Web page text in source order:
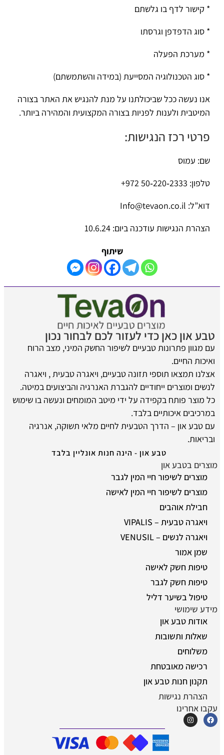
* קישור לדף בו גלשתם
* סוג הדפדפן וגרסתו
* מערכת הפעלה
* סוג הטכנולוגיה המסייעת (במידה והשתמשתם)
אנו נעשה ככל שביכולתנו על מנת להנגיש את האתר בצורה
המיטבית ולענות לפניות בצורה המקצועית והמהירה ביותר.
פרטי רכז הנגישות:
שם: עמוס
טלפון: ‪+972 50‑220‑2333‬
דוא”ל: Info@tevaon.co.il
הצהרת הנגישות עודכנה ביום: 10.6.24
שיתוף
טבע און כאן כדי לעזור לכם לבחור נכון
עם מגוון פתרונות טבעיים לשיפור החשק המיני, מצב הרוח
ואיכות החיים.
אצלנו תמצאו תוספי תזונה טבעיים, ויאגרה טבעית , ויאגרה
לנשים ומוצרים ייחודיים להגברת האנרגיה והביצועים במיטה.
כל מוצר פותח בקפידה על ידי מיטב המומחים ונעשה בו שימוש
במרכיבים איכותיים בלבד.
עם טבע און – הדרך הטבעית לחיים מלאי תשוקה, אנרגיה
ובריאות.
טבע און - הינה חנות אונליין בלבד
מוצרים בטבע און
מוצרים לשיפור חיי המין לגבר
מוצרים לשיפור חיי המין לאישה
חבילת אוהבים
ויאגרה טבעית – VIPALIS
ויאגרה לנשים – VENUSIL
שמן אמור
טיפות חשק לאישה
טיפות חשק לגבר
טיפול בשיער דליל
מידע שימושי
אודות טבע און
שאלות ותשובות
משלוחים
רכישה מאובטחת
תקנון חנות טבע און
הצהרת נגישות
עקבו אחרינו